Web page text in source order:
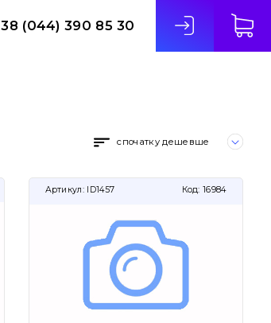
38 (044) 390 85 30
спочатку дешевше
Артикул: ID1457 Код: 16984